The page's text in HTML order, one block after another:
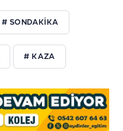
# SONDAKIKA
# KAZA